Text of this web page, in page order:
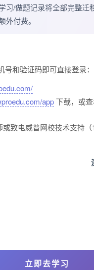
习/做题记录将全部完整迁
付费。
号和验证码即可直接登录：
app下载，或
致电威普网校技术支持
立即去学习